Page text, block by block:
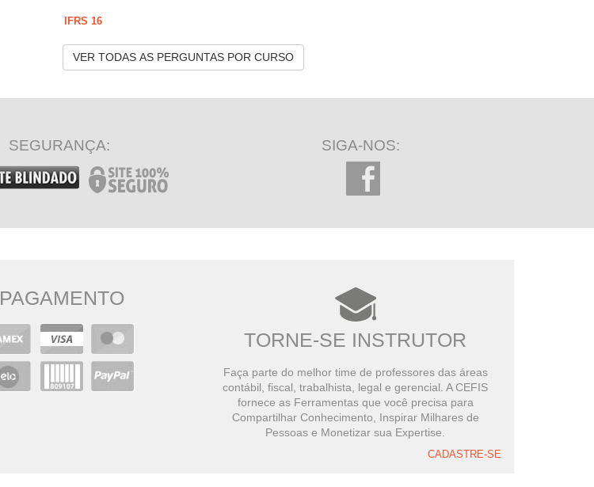
IFRS 16
VER TODAS AS PERGUNTAS POR CURSO
SEGURANÇA: SIGA-NOS:
PAGAMENTO
TORNE-SE INSTRUTOR
Faça parte do melhor time de professores das áreas
contábil, fiscal, trabalhista, legal e gerencial. A CEFIS
fornece as Ferramentas que você precisa para
Compartilhar Conhecimento, Inspirar Milhares de
Pessoas e Monetizar sua Expertise.
CADASTRE-SE